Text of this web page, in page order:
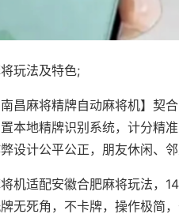
玩法及特色;
南昌麻将精牌自动麻将机】契
本地精牌识别系统，计分精
设计公平公正，朋友休闲、
机适配安徽合肥麻将玩法，
无死角，不卡牌，操作极简